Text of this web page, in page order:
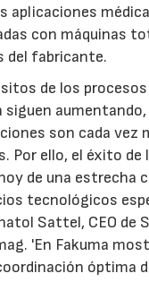
aplicaciones
con máquinas
del fabricante.
de los
siguen
son cada vez
Por ello, el éxito
de una estrecha
tecnológicos
Sattel, CEO de
'En Fakuma
óptima